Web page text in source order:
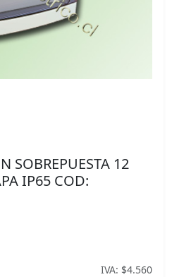
SOBREPUESTA 12
IP65 COD:
IVA: $4.560